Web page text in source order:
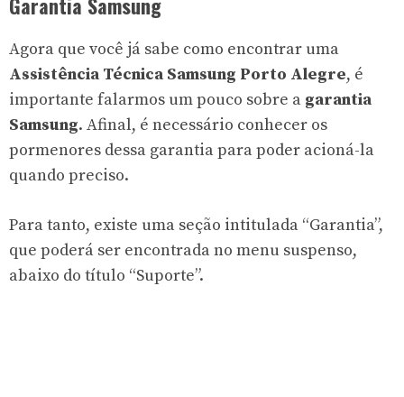
Agora que você já sabe como encontrar uma
Assistência Técnica Samsung Porto Alegre, é
importante falarmos um pouco sobre a garantia
Samsung. Afinal, é necessário conhecer os
pormenores dessa garantia para poder acioná-la
quando preciso.
Para tanto, existe uma seção intitulada “Garantia”,
que poderá ser encontrada no menu suspenso,
abaixo do título “Suporte”.